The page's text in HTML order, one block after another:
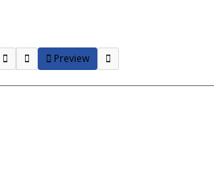
Preview